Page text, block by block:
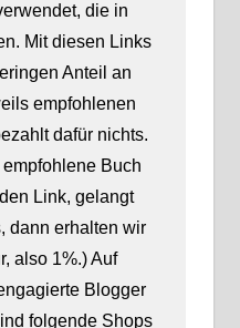
die in
Mit diesen Links
Anteil an
empfohlenen
dafür nichts.
Buch
Link, gelangt
dann erhalten wir
also 1%.) Auf
Blogger
folgende Shops